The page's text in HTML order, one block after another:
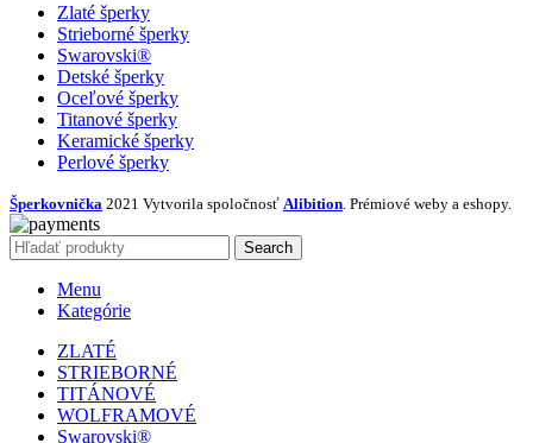
Zlaté šperky
Strieborné šperky
Swarovski®
Detské šperky
Oceľové šperky
Titanové šperky
Keramické šperky
Perlové šperky
Šperkovnička 2021 Vytvorila spoločnosť Alibition . Prémiové weby a eshopy.
Search
Menu
Kategórie
ZLATÉ
STRIEBORNÉ
TITÁNOVÉ
WOLFRAMOVÉ
Swarovski®